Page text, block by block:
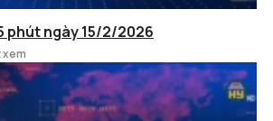
phút ngày 15/2/2026
xem